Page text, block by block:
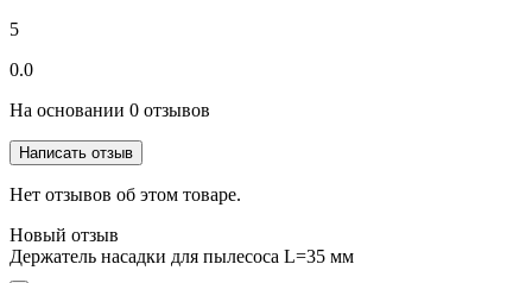
5
0.0
На основании 0 отзывов
Написать отзыв
Нет отзывов об этом товаре.
Новый отзыв
Держатель насадки для пылесоса L=35 мм